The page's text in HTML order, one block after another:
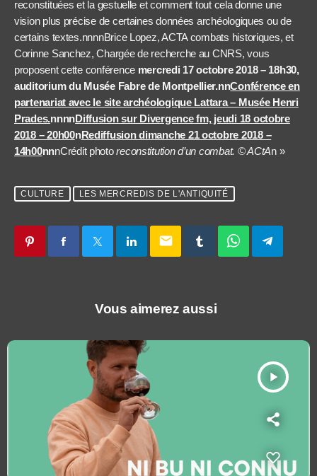
reconstituées et la gestuelle et comment tout cela donne une
vision plus précise de certaines données archéologiques ou de
certains textes.nnnnBrice Lopez, ACTA combats historiques, et
Corinne Sanchez, Chargée de recherche au CNRS,vous
proposent cette conférence mercredi 17 octobre 2018 – 18h30,
auditorium du Musée Fabre de Montpellier.nnConférence en
partenariat avec le site archéologique Lattara – Musée Henri
Prades.nnnnDiffusion sur Divergence fm, jeudi 18 octobre
2018 – 20h00nRediffusion dimanche 21 octobre 2018 –
14h00nnnCrédit photoreconstitution d’un combat. © ACtAn »
CULTURE LES MERCREDIS DE L'ANTIQUITÉ
email
Vous aimerez aussi
play_arrow